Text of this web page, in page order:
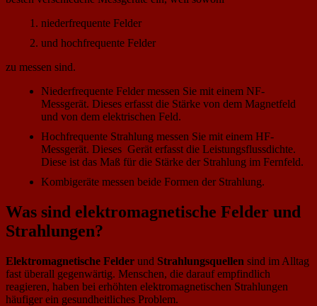
niederfrequente Felder
und hochfrequente Felder
zu messen sind.
Niederfrequente Felder messen Sie mit einem NF-
Messgerät. Dieses erfasst die Stärke von dem Magnetfeld
und von dem elektrischen Feld.
Hochfrequente Strahlung messen Sie mit einem HF-
Messgerät. Dieses Gerät erfasst die Leistungsflussdichte.
Diese ist das Maß für die Stärke der Strahlung im Fernfeld.
Kombigeräte messen beide Formen der Strahlung.
Was sind elektromagnetische Felder und
Strahlungen?
Elektromagnetische Felder und Strahlungsquellen sind im Alltag
fast überall gegenwärtig. Menschen, die darauf empfindlich
reagieren, haben bei erhöhten elektromagnetischen Strahlungen
häufiger ein gesundheitliches Problem.